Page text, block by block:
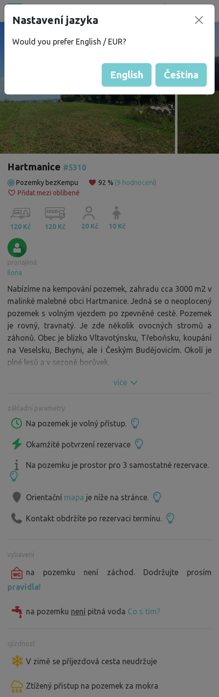
bezKempu
Hartmanice #5310
Pozemky bezKempu 92 % (9 hodnocení)
Přidat mezi oblíbené
120 Kč 120 Kč 20 Kč 10 Kč
pronajímá:
Ilona
Nabízíme na kempování pozemek, zahradu cca 3000 m2 v
malinké malebné obci Hartmanice. Jedná se o neoplocený
pozemek s volným vjezdem po zpevněné cestě. Pozemek
je rovný, travnatý. Je zde několik ovocných stromů a
záhonů. Obec je blízko Vltavotýnsku, Třeboňsku, koupání
na Veselsku, Bechyni, ale i Českým Budějovicím. Okolí je
plné lesů a v sezoně borůvek.
více
základní parametry
Na pozemek je volný přístup.
Okamžité potvrzení rezervace
Na pozemku je prostor pro 3 samostatné rezervace.
Orientační mapa je níže na stránce.
Kontakt obdržíte po rezervaci termínu.
vybavení
na pozemku není záchod. Dodržujte prosím
pravidla!
na pozemku není pitná voda Co s tím?
sjízdnost
V zimě se příjezdová cesta neudržuje
Ztížený přístup na pozemek za mokra
Nastavení jazyka
Would you prefer English / EUR?
English Čeština